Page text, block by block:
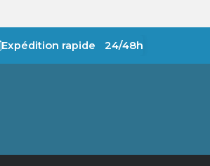
Expédition rapide 24/48h